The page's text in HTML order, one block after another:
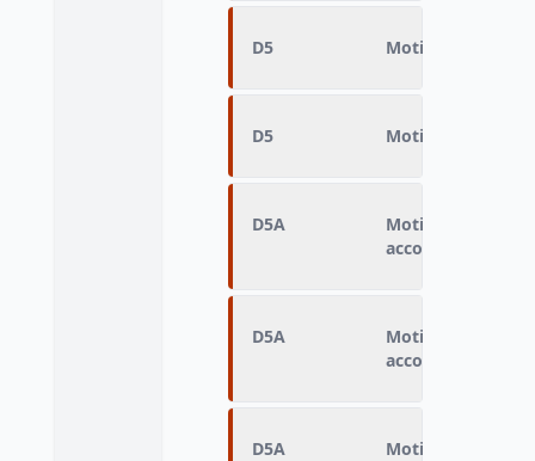
D5 Motif
D5 Motif
D5A
Motif Destination
accompagnée
D5A
Motif Destination
accompagnée
D5A Motif